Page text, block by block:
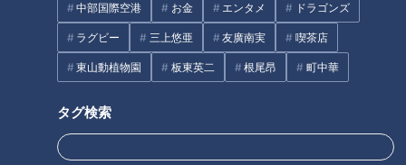
中部国際空港 お金 エンタメ ドラゴンズ
ラグビー 三上悠亜 友廣南実 喫茶店
東山動植物園 板東英二 根尾昂 町中華
タグ検索
「午後七時半から風は愈々（いよいよ）勢力を増し、
ラジオは紀伊半島上陸を伝え、遂に台風は最悪のコース。
八時半には流石にこれは凄いと思ふ程の暴風雨、
物凄い音に見れば、東南の八畳間の壁は落ち雨戸が一枚とん
で風の吹くまま。
とり敢えず境のカラカミを盾に畳を持ち上げ防御」
「十時、風は台風の通過と共にウソのようにおさまった。